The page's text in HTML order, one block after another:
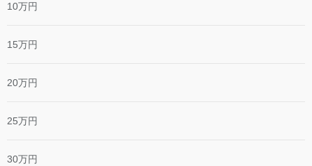
10万円
15万円
20万円
25万円
30万円